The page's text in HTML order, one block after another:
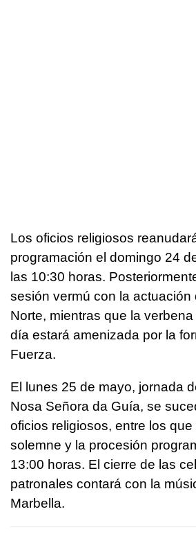
Los oficios religiosos
programación el domingo 24
las 10:30 horas.
sesión vermú con la actuación
Norte, mientras que la
día estará amenizada por la
Fuerza.
El lunes 25 de mayo, jornada
Nosa Señora da Guía, se
oficios religiosos, entre los
solemne y la procesión
13:00 horas. El cierre de las
patronales contará con la
Marbella.